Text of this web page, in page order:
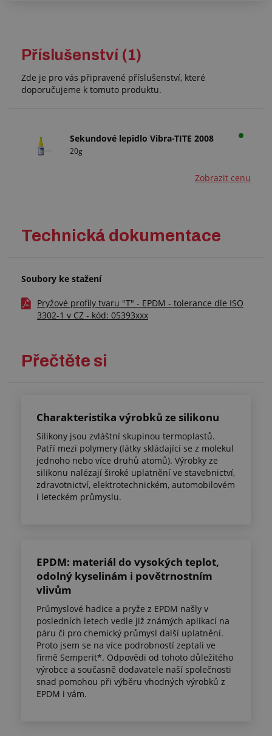
Příslušenství (1)
Zde je pro vás připravené příslušenství, které
doporučujeme k tomuto produktu.
Sekundové lepidlo Vibra-TITE 2008
20g
Zobrazit cenu
Technická dokumentace
Soubory ke stažení
Pryžové profily tvaru "T" - EPDM - tolerance dle ISO
3302-1 v CZ - kód: 05393xxx
Přečtěte si
Charakteristika výrobků ze silikonu
Silikony jsou zvláštní skupinou termoplastů.
Patří mezi polymery (látky skládající se z molekul
jednoho nebo více druhů atomů). Výrobky ze
silikonu nalézají široké uplatnění ve stavebnictví,
zdravotnictví, elektrotechnickém, automobilovém
i leteckém průmyslu.
EPDM: materiál do vysokých teplot,
odolný kyselinám i povětrnostním
vlivům
Průmyslové hadice a pryže z EPDM našly v
posledních letech vedle již známých aplikací na
páru či pro chemický průmysl další uplatnění.
Proto jsem se na více podrobností zeptali ve
firmě Semperit*. Odpovědi od tohoto důležitého
výrobce a současně dodavatele naší společnosti
snad pomohou při výběru vhodných výrobků z
EPDM i vám.